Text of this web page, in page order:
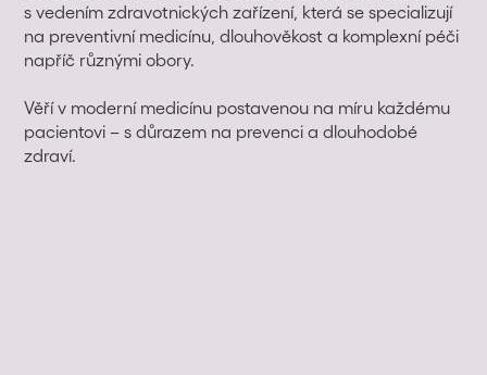
s vedením zdravotnických zařízení, která se specializují
na preventivní medicínu, dlouhověkost a komplexní péči
napříč různými obory.
Věří v moderní medicínu postavenou na míru každému
pacientovi – s důrazem na prevenci a dlouhodobé
zdraví.